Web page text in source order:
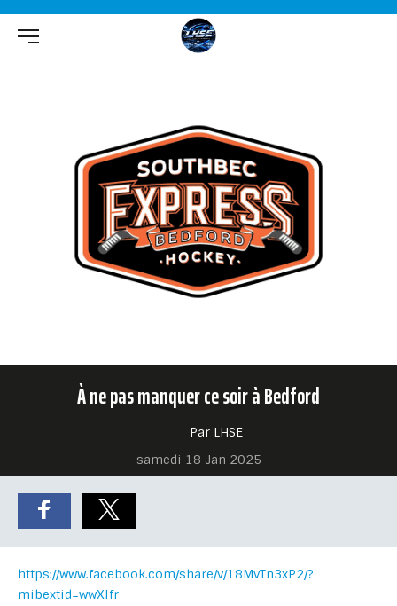
À ne pas manquer ce soir à Bedford
Par LHSE
samedi 18 Jan 2025
https://www.facebook.com/share/v/18MvTn3xP2/?
mibextid=wwXIfr